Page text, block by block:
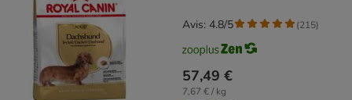
57,49 €
7,67 € / kg
Avis: 4.8/5 (215)